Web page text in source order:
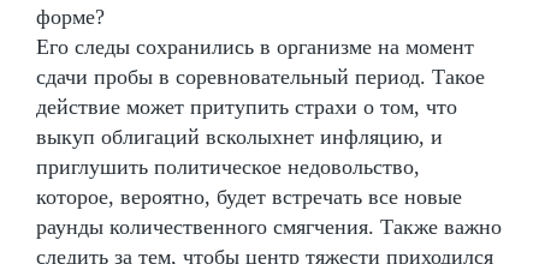
форме?
Его следы сохранились в организме на момент
сдачи пробы в соревновательный период. Такое
действие может притупить страхи о том, что
выкуп облигаций всколыхнет инфляцию, и
приглушить политическое недовольство,
которое, вероятно, будет встречать все новые
раунды количественного смягчения. Также важно
следить за тем, чтобы центр тяжести приходился